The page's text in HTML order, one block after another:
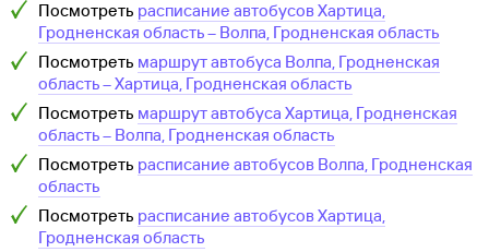
Посмотреть расписание автобусовХартица,
Гродненская область– Волпа, Гродненская область
Посмотреть маршрут автобуса Волпа, Гродненская
область–Хартица, Гродненская область
Посмотреть маршрут автобуса Хартица, Гродненская
область– Волпа, Гродненская область
Посмотреть расписание автобусов Волпа, Гродненская
область
Посмотреть расписание автобусовХартица,
Гродненская область